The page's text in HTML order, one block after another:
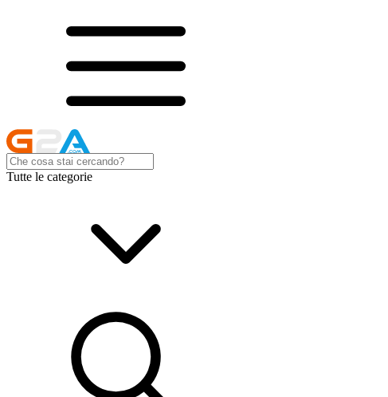
Tutte le categorie